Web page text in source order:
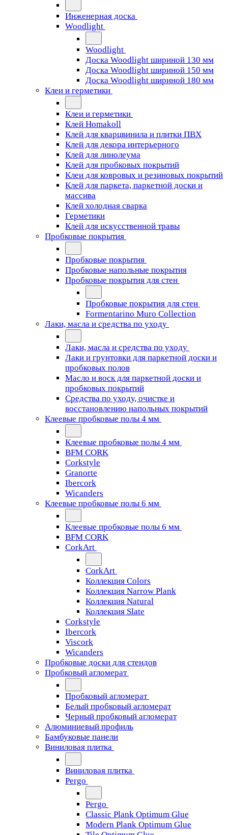
Инженерная доска
Woodlight
Woodlight
Доска Woodlight шириной 130 мм
Доска Woodlight шириной 150 мм
Доска Woodlight шириной 180 мм
Клеи и герметики
Клеи и герметики
Клей Homakoll
Клей для кварцвинила и плитки ПВХ
Клей для декора интерьерного
Клей для линолеума
Клей для пробковых покрытий
Клеи для ковровых и резиновых покрытий
Клей для паркета, паркетной доски и
массива
Клей холодная сварка
Герметики
Клей для искусственной травы
Пробковые покрытия
Пробковые покрытия
Пробковые напольные покрытия
Пробковые покрытия для стен
Пробковые покрытия для стен
Formentarino Muro Collection
Лаки, масла и средства по уходу
Лаки, масла и средства по уходу
Лаки и грунтовки для паркетной доски и
пробковых полов
Масло и воск для паркетной доски и
пробковых покрытий
Средства по уходу, очистке и
восстановлению напольных покрытий
Клеевые пробковые полы 4 мм
Клеевые пробковые полы 4 мм
BFM CORK
Corkstyle
Granorte
Ibercork
Wicanders
Клеевые пробковые полы 6 мм
Клеевые пробковые полы 6 мм
BFM CORK
CorkArt
CorkArt
Коллекция Colors
Коллекция Narrow Plank
Коллекция Natural
Коллекция Slate
Corkstyle
Ibercork
Viscork
Wicanders
Пробковые доски для стендов
Пробковый агломерат
Пробковый агломерат
Белый пробковый агломерат
Черный пробковый агломерат
Алюминиевый профиль
Бамбуковые панели
Виниловая плитка
Виниловая плитка
Pergo
Pergo
Classic Plank Optimum Glue
Modern Plank Optimum Glue